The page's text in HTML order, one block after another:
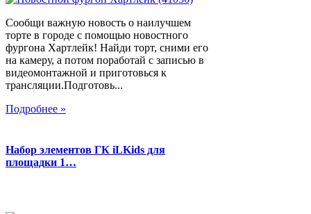
Сообщи важную новость о наилучшем
торте в городе с помощью новостного
фургона Хартлейк! Найди торт, сними его
на камеру, а потом поработай с записью в
видеомонтажной и приготовься к
трансляции.Подготовь...
Подробнее »
Набор элементов ГК iLKids для
площадки 1…